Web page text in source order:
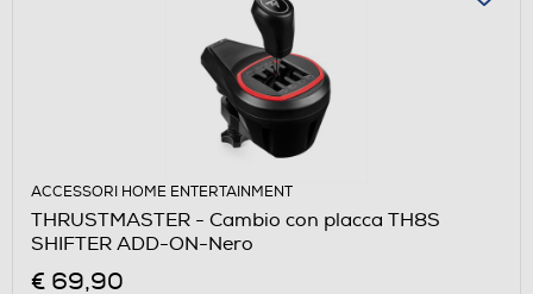
ACCESSORI HOME ENTERTAINMENT
THRUSTMASTER - Cambio con placca TH8S
SHIFTER ADD-ON-Nero
€ 69,90